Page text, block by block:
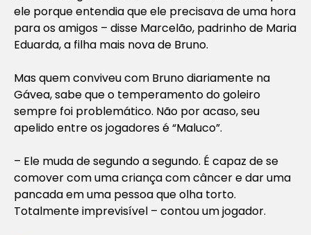
ele porque entendia que ele precisava de uma hora
para os amigos – disse Marcelão, padrinho de Maria
Eduarda, a filha mais nova de Bruno.
Mas quem conviveu com Bruno diariamente na
Gávea, sabe que o temperamento do goleiro
sempre foi problemático. Não por acaso, seu
apelido entre os jogadores é “Maluco”.
– Ele muda de segundo a segundo. É capaz de se
comover com uma criança com câncer e dar uma
pancada em uma pessoa que olha torto.
Totalmente imprevisível – contou um jogador.